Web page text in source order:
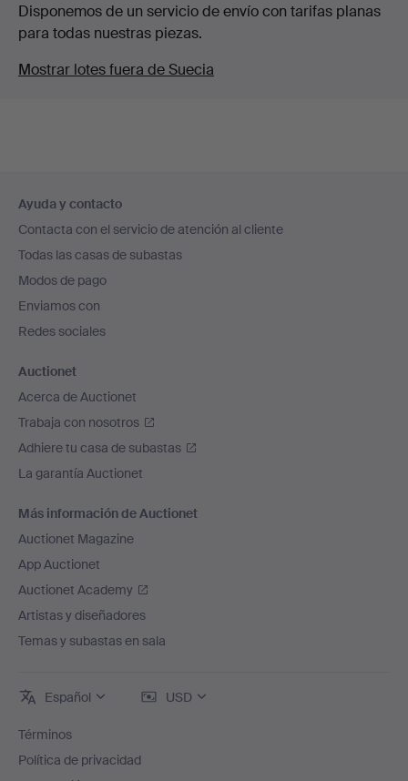
Disponemos de un servicio de envío con tarifas planas
para todas nuestras piezas.
Mostrar lotes fuera de Suecia
en
el
pie
de
página
Ayuda y contacto
Contacta con el servicio de atención al cliente
Todas las casas de subastas
Modos de pago
Enviamos con
Redes sociales
Auctionet
Acerca de Auctionet
Trabaja con nosotros
Adhiere tu casa de subastas
La garantía Auctionet
Más información de Auctionet
Auctionet Magazine
App Auctionet
Auctionet Academy
Artistas y diseñadores
Temas y subastas en sala
Español USD
Términos
Política de privacidad